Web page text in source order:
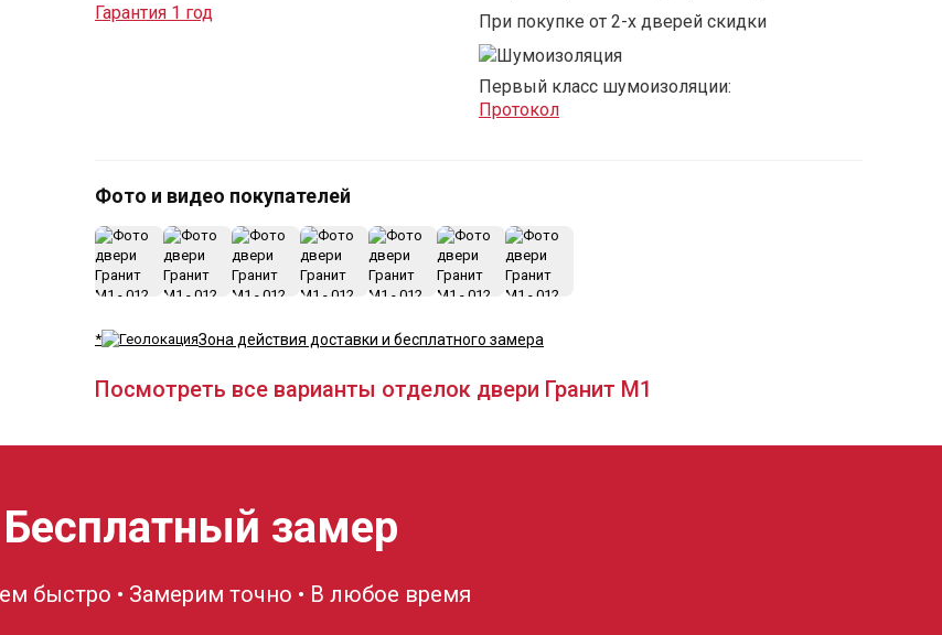
Гарантия 1 год При покупке от 2-х дверей скидки
Первый класс шумоизоляции:
Протокол
Фото и видео покупателей
* Зона действия доставки и бесплатного замера
Посмотреть все варианты отделок двери Гранит М1
Бесплатный замер
быстро • Замерим точно • В любое время